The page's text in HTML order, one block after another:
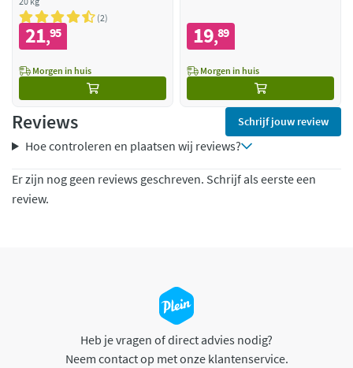
2
21,95
Morgen in huis
19,89
Morgen in huis
Reviews Schrijf jouw review
Hoe controleren en plaatsen wij reviews?
Er zijn nog geen reviews geschreven. Schrijf als eerste een
review.
Heb je vragen of direct advies nodig?
Neem contact op met onze klantenservice.